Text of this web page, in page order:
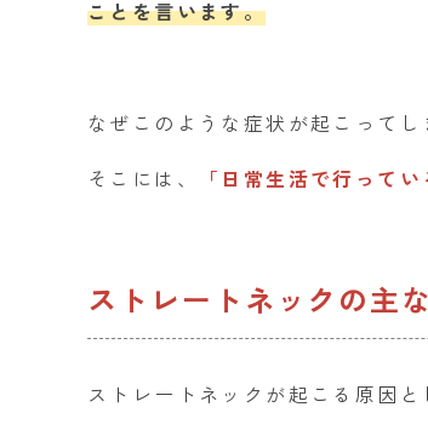
ことを言います。
なぜこのような症状が起こってし
そこには、
「日常生活で行ってい
ストレートネックの主
ストレートネックが起こる原因